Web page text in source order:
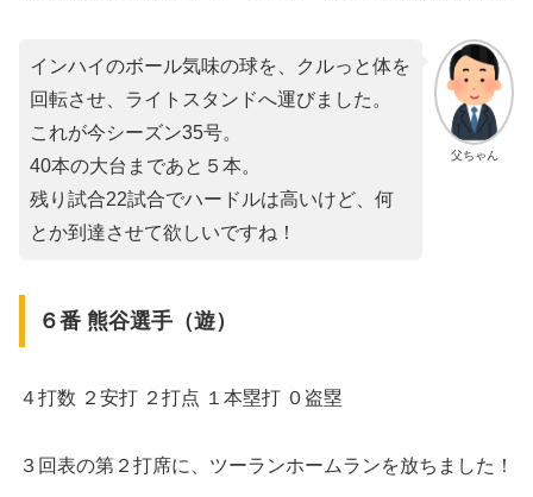
父ちゃん
インハイのボール気味の球を、クルっと体を
回転させ、ライトスタンドへ運びました。
これが今シーズン35号。
40本の大台まであと５本。
残り試合22試合でハードルは高いけど、何
とか到達させて欲しいですね！
６番 熊谷選手（遊）
４打数 ２安打 ２打点 １本塁打 ０盗塁
３回表の第２打席に、ツーランホームランを放ちました！